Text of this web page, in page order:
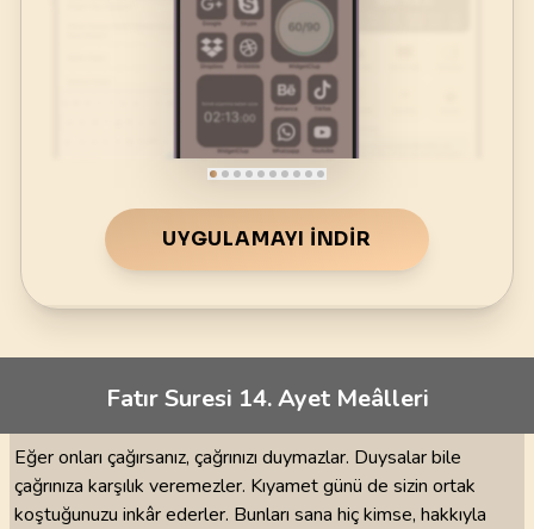
UYGULAMAYI İNDIR
Fatır Suresi 14. Ayet Meâlleri
Eğer onları çağırsanız, çağrınızı duymazlar. Duysalar bile
çağrınıza karşılık veremezler. Kıyamet günü de sizin ortak
koştuğunuzu inkâr ederler. Bunları sana hiç kimse, hakkıyla